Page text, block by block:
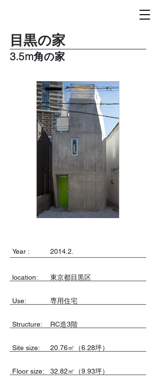
目黒の家
3.5m角の家
Year : 2014.2.
東京都目黒区
location:
専用住宅
Use:
RC造3階
​Structure:
20.76㎡（6.28坪）
Site size:
32.82㎡（9.93坪）
Floor size: